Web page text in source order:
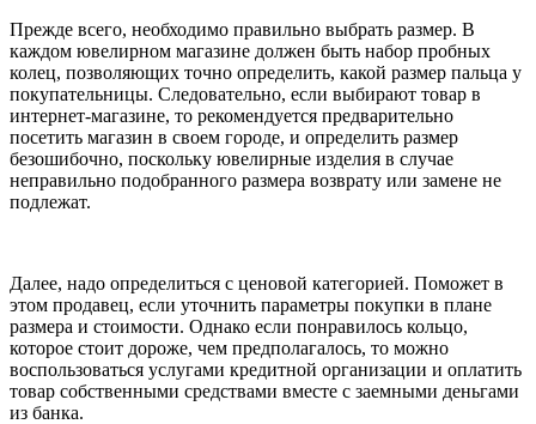
Прежде всего, необходимо правильно выбрать размер. В
каждом ювелирном магазине должен быть набор пробных
колец, позволяющих точно определить, какой размер пальца у
покупательницы. Следовательно, если выбирают товар в
интернет-магазине, то рекомендуется предварительно
посетить магазин в своем городе, и определить размер
безошибочно, поскольку ювелирные изделия в случае
неправильно подобранного размера возврату или замене не
подлежат.
Далее, надо определиться с ценовой категорией. Поможет в
этом продавец, если уточнить параметры покупки в плане
размера и стоимости. Однако если понравилось кольцо,
которое стоит дороже, чем предполагалось, то можно
воспользоваться услугами кредитной организации и оплатить
товар собственными средствами вместе с заемными деньгами
из банка.